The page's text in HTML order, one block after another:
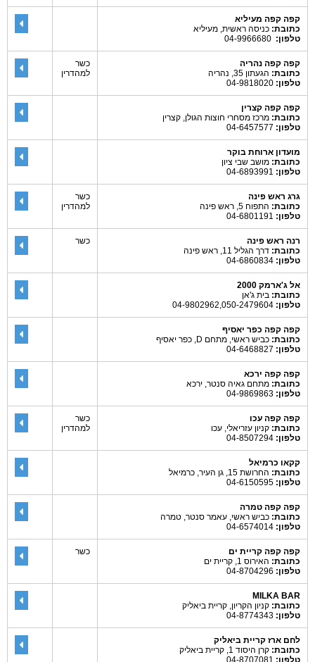
קפה קפה מעיליא
כתובת: כניסה ראשית, מעיליא
טלפון:
קפה קפה נהריה
כתובת: הגעתון 35, נהריה
טלפון:
כשר
למהדרין
קפה קפה קצרין
כתובת: מרכז מסחרי חוצות הגולן, קצרין
טלפון:
מועדון ארוחת בוקר
כתובת: מושב שבי ציון
טלפון:
גרג ראש פינה
כתובת: התפוח 5, ראש פינה
טלפון:
כשר
למהדרין
רנה ראש פינה
כתובת: דרך הגליל 11, ראש פינה
טלפון:
כשר
אל ג'ארמק 2000
כתובת: בית ג'אן
טלפון:
קפה קפה כפר יאסיף
כתובת: כביש ראשי, מתחם D, כפר יאסיף
טלפון:
קפה קפה ירכא
כתובת: מתחם גאיה סנטר, ירכא
טלפון:
קפה קפה עכו
כתובת: קניון עזריאלי, עכו
טלפון:
כשר
למהדרין
קקאו כרמיאל
כתובת: החרושת 15, גן העיר, כרמיאל
טלפון:
קפה קפה טמרה
כתובת: כביש ראשי, עאמר סנטר, טמרה
טלפון:
קפה קפה קריית ים
כתובת: האירוס 1, קריית ים
טלפון:
כשר
MILKA BAR
כתובת: קניון הקריון, קריית ביאליק
טלפון:
לחם ארז קריית ביאליק
כתובת: קרן היסוד 1, קריית ביאליק
טלפון: